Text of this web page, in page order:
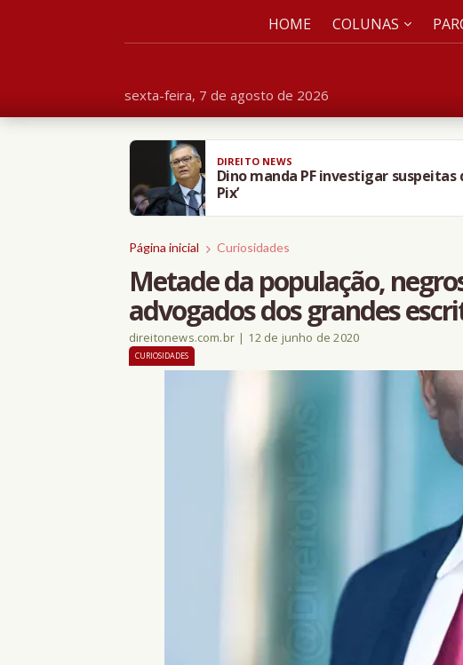
sexta-feira, 7 de agosto de 2026
HOME COLUNAS
AMO DIREITO
OAB-TO suspende advogado
Página inicial Curiosidades
Metade da população,
advogados dos grandes
direitonews.com.br | 12 de junho de 2020
CURIOSIDADES